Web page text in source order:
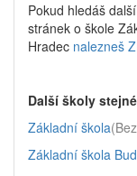
Pokud hledáš
stránek o škole
Hradec nalezneš
Další školy
Základní škola
Základní škola